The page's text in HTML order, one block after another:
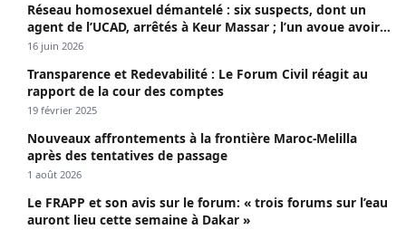
Réseau homosexuel démantelé : six suspects, dont un
agent de l’UCAD, arrêtés à Keur Massar ; l’un avoue avoir
propagé le VIH depuis 2018
16 juin 2026
Transparence et Redevabilité : Le Forum Civil réagit au
rapport de la cour des comptes
19 février 2025
Nouveaux affrontements à la frontière Maroc-Melilla
après des tentatives de passage
1 août 2026
Le FRAPP et son avis sur le forum: « trois forums sur l’eau
auront lieu cette semaine à Dakar »